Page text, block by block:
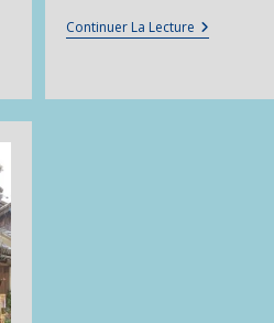
Continuer La Lecture Une
Journée
2014